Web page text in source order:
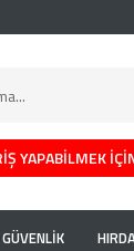
YAPABİLMEK
GÜVENLİK